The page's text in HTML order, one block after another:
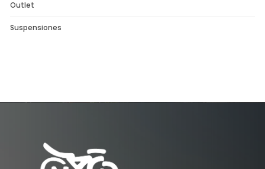
Outlet
Suspensiones